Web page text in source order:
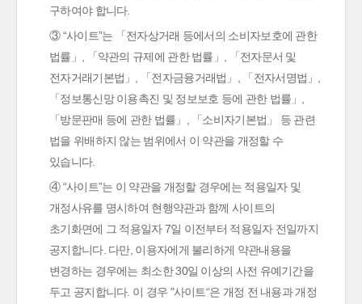
구하여야 합니다.
③ “사이트”는 「전자상거래 등에서의 소비자보호에 관한
법률」, 「약관의 규제에 관한 법률」, 「전자문서 및
전자거래기본법」, 「전자금융거래법」, 「전자서명법」,
「정보통신망 이용촉진 및 정보보호 등에 관한 법률」,
「방문판매 등에 관한 법률」, 「소비자기본법」 등 관련
법을 위배하지 않는 범위에서 이 약관을 개정할 수
있습니다.
④ “사이트”는 이 약관을 개정할 경우에는 적용일자 및
개정사유를 명시하여 현행약관과 함께 사이트의
초기화면에 그 적용일자 7일 이전부터 적용일자 전일까지
공지합니다. 다만, 이용자에게 불리하게 약관내용을
변경하는 경우에는 최소한 30일 이상의 사전 유예기간을
두고 공지합니다. 이 경우 "사이트“은 개정 전 내용과 개정